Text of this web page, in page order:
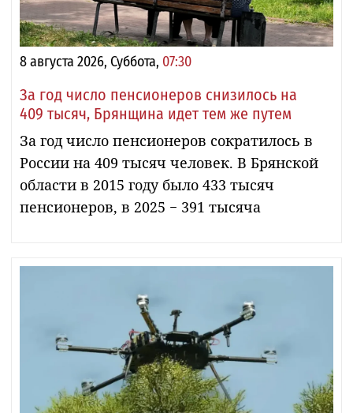
8 августа 2026, Суббота, 07:30
За год число пенсионеров снизилось на
409 тысяч, Брянщина идет тем же путем
За год число пенсионеров сократилось в
России на 409 тысяч человек. В Брянской
области в 2015 году было 433 тысяч
пенсионеров, в 2025 − 391 тысяча